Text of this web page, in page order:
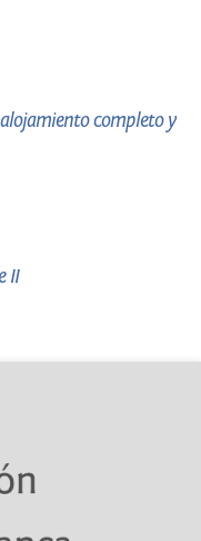
alojamiento completo y
II